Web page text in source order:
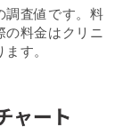
調査値です。料
の料金はクリニ
す。